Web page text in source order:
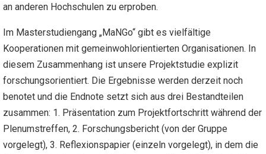
an anderen Hochschulen zu erproben.
Im Masterstudiengang „MaNGo“ gibt es vielfältige
Kooperationen mit gemeinwohlorientierten Organisationen. In
diesem Zusammenhang ist unsere Projektstudie explizit
forschungsorientiert. Die Ergebnisse werden derzeit noch
benotet und die Endnote setzt sich aus drei Bestandteilen
zusammen: 1. Präsentation zum Projektfortschritt während der
Plenumstreffen, 2. Forschungsbericht (von der Gruppe
vorgelegt), 3. Reflexionspapier (einzeln vorgelegt), in dem die